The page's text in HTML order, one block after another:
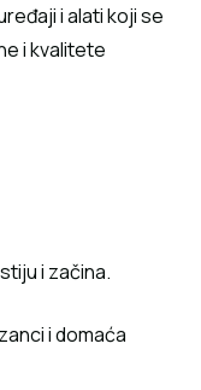
i alati koji se
i kvalitete
i začina.
i domaća